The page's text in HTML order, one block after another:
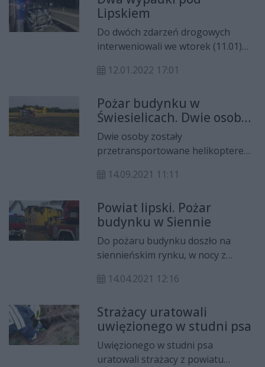
Lipskiem
Do dwóch zdarzeń drogowych
interweniowali we wtorek (11.01)
12.01.2022 17:01
Pożar budynku w
Świesielicach. Dwie osoby
poparzone
Dwie osoby zostały
przetransportowane helikopterem
wyniku pożaru budynku.
14.09.2021 11:11
Powiat lipski. Pożar
budynku w Siennie
Do pożaru budynku doszło na
siennieńskim rynku, w nocy z
zmagało się ponad 40 strażaków. w
14.04.2021 12:16
Strażacy uratowali
uwięzionego w studni psa
Uwięzionego w studni psa
uratowali strażacy z powiatu